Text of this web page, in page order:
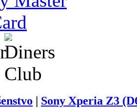
| Sony Xperia Z3